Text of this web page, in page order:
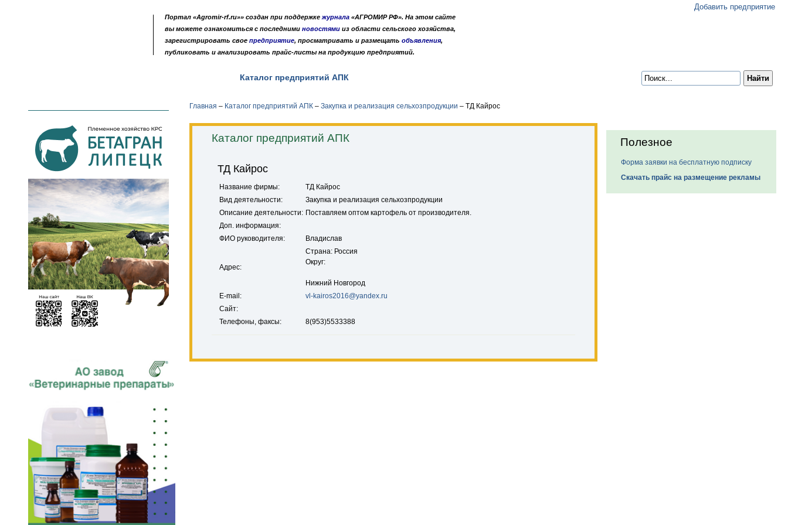
Добавить предприятие
Портал «Agromir-rf.ru»» создан при поддержке журнала «АГРОМИР РФ». На этом сайте
вы можете ознакомиться с последними новостями из области сельского хозяйства,
зарегистрировать свое предприятие, просматривать и размещать объявления,
публиковать и анализировать прайс-листы на продукцию предприятий.
Каталог предприятий АПК
Главная – Каталог предприятий АПК – Закупка и реализация сельхозпродукции – ТД Кайрос
Каталог предприятий АПК
ТД Кайрос
Название фирмы:
ТД Кайрос
Вид деятельности:
Закупка и реализация сельхозпродукции
Описание деятельности: Поставляем оптом картофель от производителя.
Доп. информация:
ФИО руководителя:
Владислав
Адрес:
Страна: Россия
Округ:
Нижний Новгород
E-mail:
vl-kairos2016@yandex.ru
Сайт:
Телефоны, факсы:
8(953)5533388
Полезное
Форма заявки на бесплатную подписку
Скачать прайс на размещение рекламы